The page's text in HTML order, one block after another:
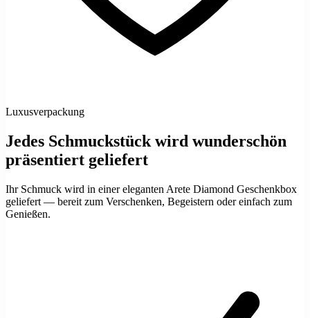
Luxusverpackung
Jedes Schmuckstück wird wunderschön
präsentiert geliefert
Ihr Schmuck wird in einer eleganten Arete Diamond Geschenkbox
geliefert — bereit zum Verschenken, Begeistern oder einfach zum
Genießen.